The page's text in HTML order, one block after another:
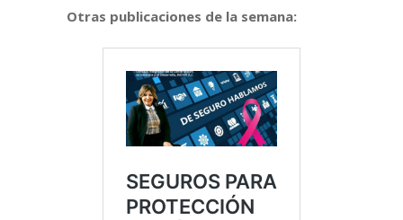
Otras publicaciones de la semana: